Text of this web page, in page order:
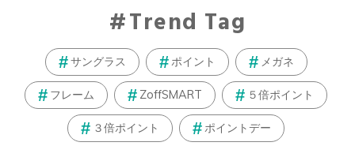
Trend Tag
サングラス ポイント メガネ
フレーム ZoffSMART ５倍ポイント
３倍ポイント ポイントデー